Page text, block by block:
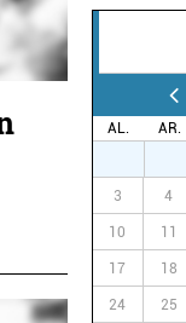
AL. AR.
3 4
10 11
17 18
24 25